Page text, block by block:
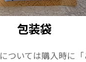
包装袋
ついては購入時に